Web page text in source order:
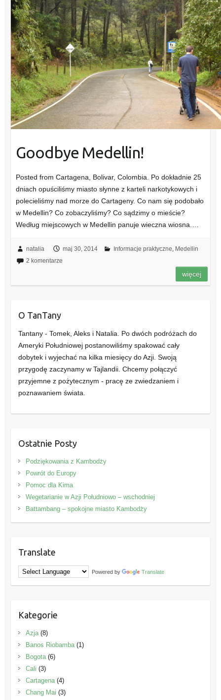
Goodbye Medellin!
Posted from Cartagena, Bolivar, Colombia. Po dokładnie 25
dniach opuściliśmy miasto słynne z karteli narkotykowych i
polecieliśmy nad morze do Cartageny. Co nam się podobało
w Medellin? Co zobaczyliśmy? Co sądzimy o mieście?
Według miejscowych w Medellin panuje wieczna wiosna.…
natalia maj 30, 2014 Informacje praktyczne, Medellin
2 komentarze
więcej
O TanTany
Tantany - Tomek, Aleks i Natalia. Po dwóch podróżach do
Ameryki Południowej postanowiliśmy spakować cały
dobytek i wyjechać na kilka miesięcy do Azji. Swoją
przygodę zaczynamy w Tajlandii. Chcemy połączyć
przyjemne z pożytecznym - pracę ze zwiedzaniem i
poznawaniem świata.
Ostatnie Posty
Podziękowania z Kambodży
Powrót do Europy
Pomoc dla Kima
Wegetarianie w Azji Południowo – wschodniej
Battambang – spokojne miasto Kambodży
Translate
Powered by Translate
Kategorie
Azja(8)
Banos Riobamba(1)
Bogota(6)
Cali (3)
Cartagena(4)
Chang Mai (3)